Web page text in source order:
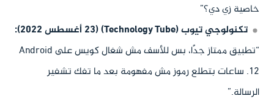
خاصية زي دي؟”
تكنولوجي تيوب (Technology Tube) (23 أغسطس 2022):
“تطبيق ممتاز جدًا، بس للأسف مش شغال كويس على Android
12. ساعات بتطلع رموز مش مفهومة بعد ما تفك تشفير
الرسالة.”